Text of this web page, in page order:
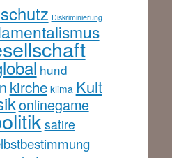
Diskriminierung
hund
kirche klima Kult
onlinegame
satire